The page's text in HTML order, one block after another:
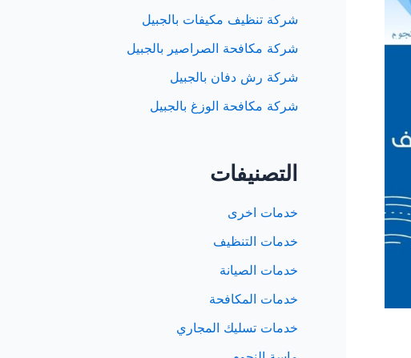
شركة تنظيف مكيفات بالجبيل
شركة مكافحة الصراصير بالجبيل
شركة رش دفان بالجبيل
شركة مكافحة الوزغ بالجبيل
التصنيفات
خدمات اخرى
خدمات التنظيف
خدمات الصيانة
خدمات المكافحة
خدمات تسليك المجاري